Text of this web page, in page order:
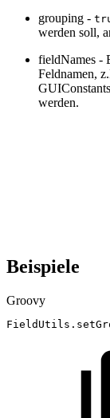
grouping -
werden soll,
fieldNames -
Feldnamen,
werden.
Beispiele
Groovy
FieldUtils .